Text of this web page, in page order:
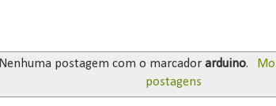
Nenhuma postagem com o marcadorarduino.
postagens